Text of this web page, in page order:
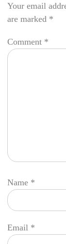
Your email
are marked *
Comment *
Name *
Email *